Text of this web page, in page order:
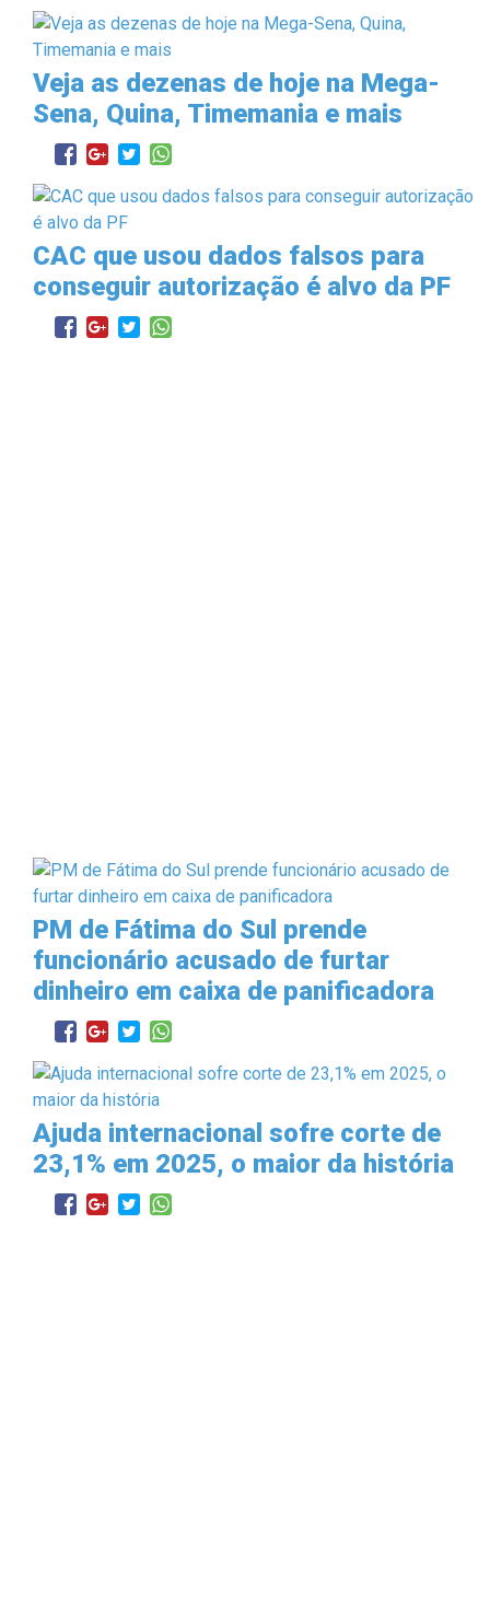
Veja as dezenas de hoje na Mega-
Sena, Quina, Timemania e mais
CAC que usou dados falsos para
conseguir autorização é alvo da PF
PM de Fátima do Sul prende
funcionário acusado de furtar
dinheiro em caixa de panificadora
Ajuda internacional sofre corte de
23,1% em 2025, o maior da história